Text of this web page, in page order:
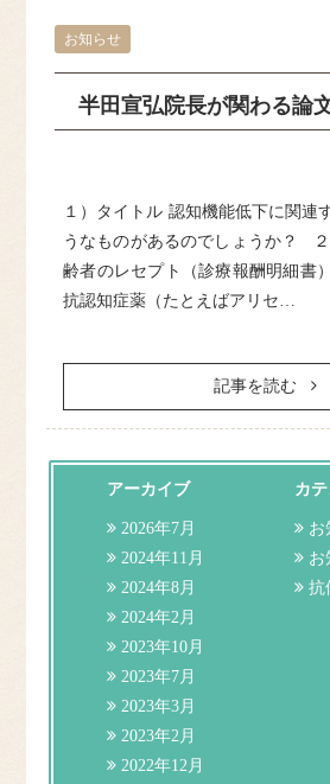
半田宣弘院長が関わる論
お知らせ
１）タイトル 認知機能低下に関連
うなものがあるのでしょうか？
齢者のレセプト（診療報酬明細書
抗認知症薬（たとえばアリセ…
記事を読む
アーカイブ
2026年7月
2024年11月
2024年8月
2024年2月
2023年10月
2023年7月
2023年3月
2023年2月
2022年12月
カ
お
お
抗
HOME
クリニック紹
施設基準等
アクセス
よくある質問
お問合せ